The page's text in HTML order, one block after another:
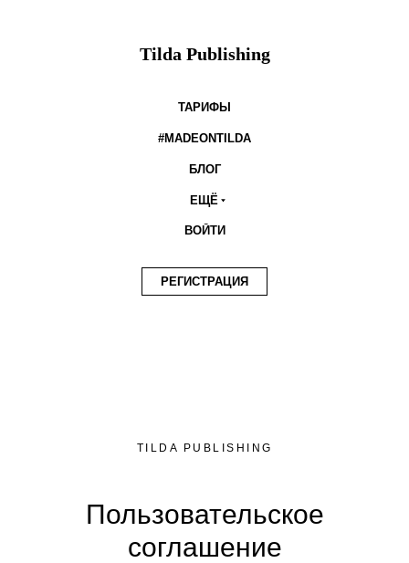
Tilda Publishing
ТАРИФЫ
#MADEONTILDA
БЛОГ
ЕЩЁ
ВОЙТИ
РЕГИСТРАЦИЯ
TILDA PUBLISHING
Пользовательское
соглашение